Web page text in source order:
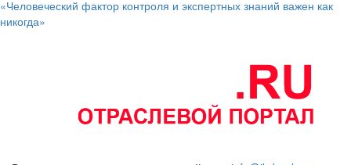
«Человеческий фактор контроля и экспертных знаний важен как
никогда»